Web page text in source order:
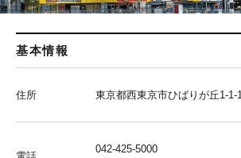
基本情報
住所 東京都西東京市ひばりが丘1-1-1
042-425-5000